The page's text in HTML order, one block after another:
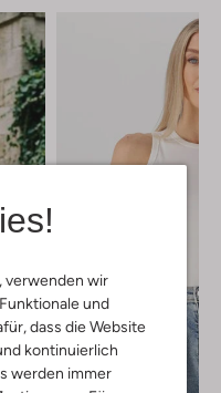
verwenden wir
und
dass die Website
kontinuierlich
werden immer